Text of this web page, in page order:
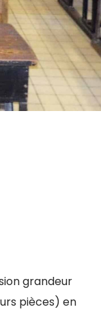
grandeur
pièces) en